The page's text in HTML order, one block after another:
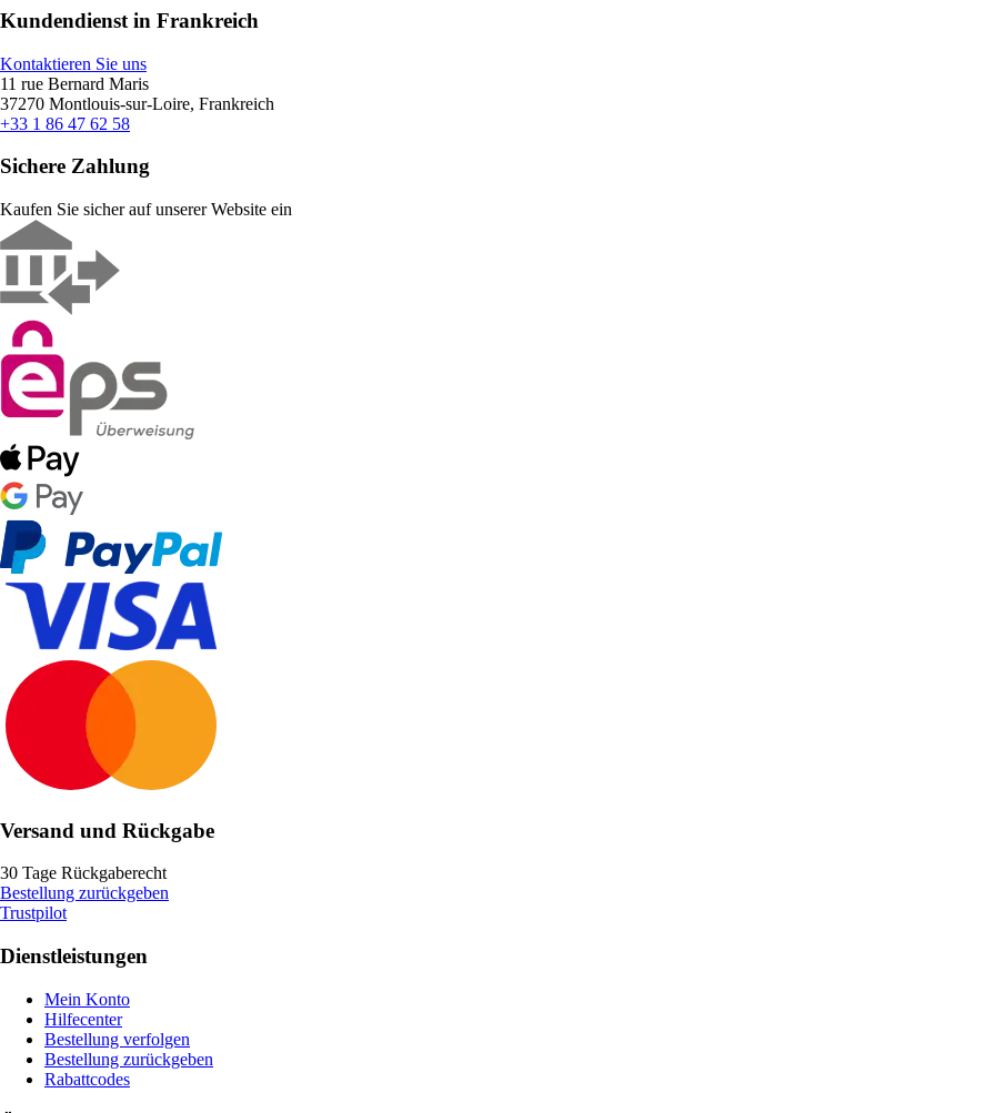
Kundendienst in Frankreich
Kontaktieren Sie uns
11 rue Bernard Maris
37270 Montlouis-sur-Loire, Frankreich
+33 1 86 47 62 58
Sichere Zahlung
Kaufen Sie sicher auf unserer Website ein
Versand und Rückgabe
30 Tage Rückgaberecht
Bestellung zurückgeben
Trustpilot
Dienstleistungen
Mein Konto
Hilfecenter
Bestellung verfolgen
Bestellung zurückgeben
Rabattcodes